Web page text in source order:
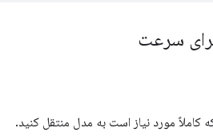
سرعت
کاملاً مورد نیاز است به مدل منتقل کنید.